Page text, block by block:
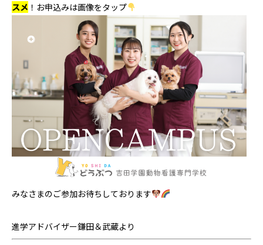
スメ ！お申込みは画像をタップ
みなさまのご参加お待ちしております
進学アドバイザー鎌田＆武蔵より